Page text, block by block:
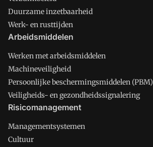
Duurzame inzetbaarheid
Werk- en rusttijden
Arbeidsmiddelen
Werken met arbeidsmiddelen
Machineveiligheid
Persoonlijke beschermingsmiddelen (PBM)
Veiligheids- en gezondheidssignalering
Risicomanagement
Managementsystemen
Cultuur